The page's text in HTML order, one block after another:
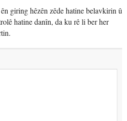
giring hêzên zêde hatine belavkirin û
hatine danîn, da ku rê li ber her